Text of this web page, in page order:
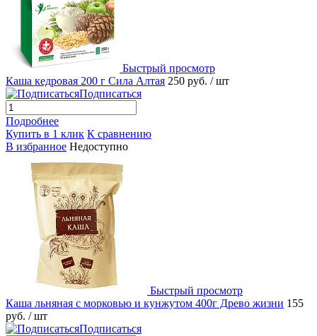
Быстрый просмотр
Каша кедровая 200 г Сила Алтая 250 руб. / шт
Подписаться
Подробнее
Купить в 1 клик К сравнению
В избранное Недоступно
Быстрый просмотр
Каша льняная с морковью и кунжутом 400г Древо жизни 155
руб. / шт
Подписаться